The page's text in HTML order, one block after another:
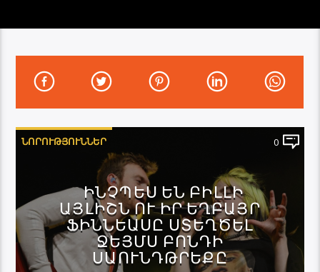
ՆՈՐՈՒԹՅՈՒՆՆԵՐ 0
ԻՆՉՊԵՍ ԵՆ ԲԻԼԼԻ
ԱՅԼԻՇՆ ՈՒ ԻՐ ԵՂԲԱՅՐ
ՖԻՆՆԵԱՍԸ ՍՏԵՂԾԵԼ
ՋԵՅՄՍ ԲՈՆԴԻ
ՍԱՈՒՆԴԹՐԵՔԸ